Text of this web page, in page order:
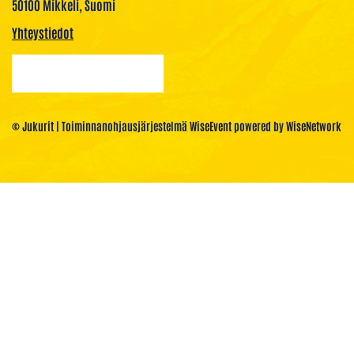
50100 Mikkeli, Suomi
Yhteystiedot
© Jukurit | Toiminnanohjausjärjestelmä WiseEventpowered byWiseNetwork